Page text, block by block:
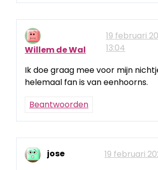
Willem de Wal
19 februari
13:04
Ik doe graag mee voor mijn
helemaal fan is van eenhoorns.
Beantwoorden
jose
19 februari